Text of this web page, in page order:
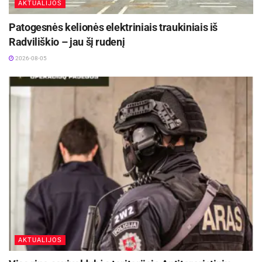
AKTUALIJOS
Patogesnės kelionės elektriniais traukiniais iš
Radviliškio – jau šį rudenį
2026-08-05
AKTUALIJOS